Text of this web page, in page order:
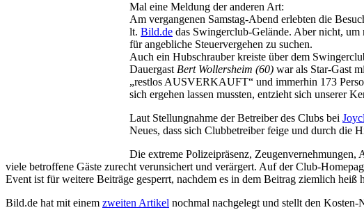
Mal eine Meldung der anderen Art:
Am vergangenen Samstag-Abend erlebten die
lt. Bild.de das Swingerclub-Gelände. Aber nicht,
für angebliche Steuervergehen zu suchen.
Auch ein Hubschrauber kreiste über dem
Dauergast Bert Wollersheim (60) war als Star-Gast
„restlos AUSVERKAUFT“ und immerhin 173
sich ergehen lassen mussten, entzieht sich unserer
Laut Stellungnahme der Betreiber des Clubs bei
Neues, dass sich Clubbetreiber feige und durch die
Die extreme Polizeipräsenz, Zeugenvernehmungen,
viele betroffene Gäste zurecht verunsichert und verärgert. Auf der Club-
Event ist für weitere Beiträge gesperrt, nachdem es in dem Beitrag ziemlich heiß
Bild.de hat mit einem zweiten Artikel nochmal nachgelegt und stellt den